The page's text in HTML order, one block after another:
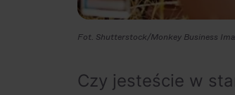
Fot. Shutterstock/Monkey Business
Czy jesteście w